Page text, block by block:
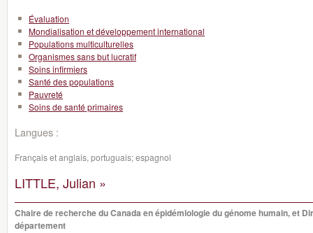
Évaluation
Mondialisation et développement international
Populations multiculturelles
Organismes sans but lucratif
Soins infirmiers
Santé des populations
Pauvreté
Soins de santé primaires
Langues :
Français et anglais, portuguais; espagnol
LITTLE, Julian »
Chaire de recherche du Canada en épidémiologie du génome humain, et
département